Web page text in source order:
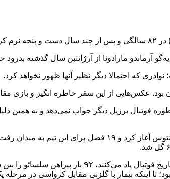
که احتمالا دیگر نظیر آنها ظهور نخواهد کرد.
برزیل دیگر جواب نمی‌دهد و به همین
اینکه نیمار با گلزنی مقابل کرواسی در مرحله